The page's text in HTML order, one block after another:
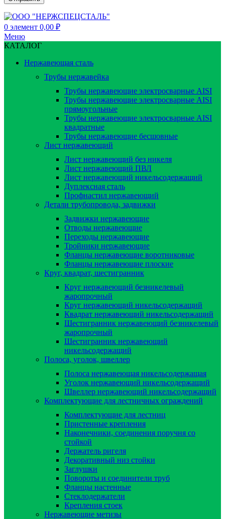
0 элемент 0,00 ₽
Меню
КАТАЛОГ
Нержавеющая сталь
Трубы нержавейка
Трубы нержавеющие электросварные AISI
Трубы нержавеющие электросварные AISI
прямоугольные
Трубы нержавеющие электросварные AISI
квадратные
Трубы нержавеющие бесшовные
Лист нержавеющий
Лист нержавеющий без никеля
Лист нержавеющий ПВЛ
Лист нержавеющий никельсодержащий
Дуплексная сталь
Профнастил нержавеющий
Детали трубопровода, задвижки
Задвижки нержавеющие
Отводы нержавеющие
Переходы нержавеющие
Тройники нержавеющие
Фланцы нержавеющие воротниковые
Фланцы нержавеющие плоские
Круг, квадрат, шестигранник
Круг нержавеющий безникелевый
жаропрочный
Круг нержавеющий никельсодержащий
Квадрат нержавеющий никельсодержащий
Шестигранник нержавеющий безникелевый
жаропрочный
Шестигранник нержавеющий
никельсодержащий
Полоса, уголок, швеллер
Полоса нержавеющая никельсодержащая
Уголок нержавеющий никельсодержащий
Швеллер нержавеющий никельсодержащий
Комплектующие для лестничных ограждений
Комплектующие для лестниц
Пристенные крепления
Наконечники, соединения поручня со
стойкой
Держатель ригеля
Декоративный низ стойки
Заглушки
Повороты и соединители труб
Фланцы настенные
Стеклодержатели
Крепления стоек
Нержавеющие метизы